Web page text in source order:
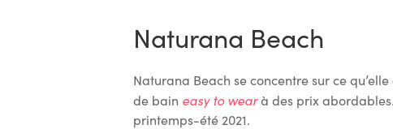
Naturana Beach
Naturana Beach se concentre sur ce
de bain easy to wearà des prix
printemps-été 2021.